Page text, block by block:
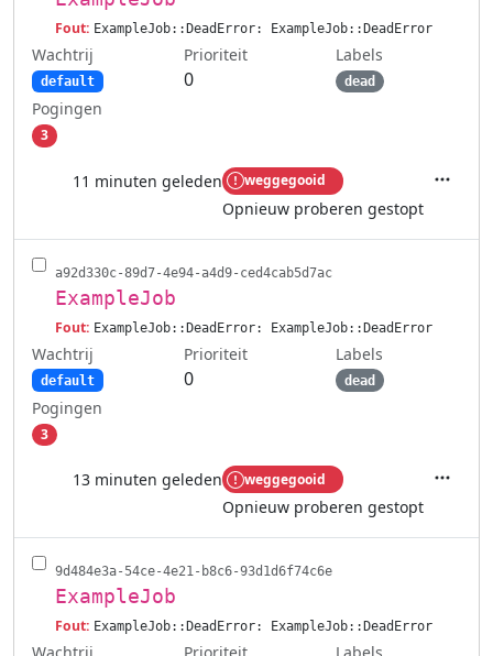
Fout: ExampleJob::DeadError: ExampleJob::DeadError
Wachtrij
default
Prioriteit
0
Labels
dead
Pogingen
3
11 minuten geleden weggegooid
Opnieuw proberen gestopt
Acties
a92d330c-89d7-4e94-a4d9-ced4cab5d7ac
ExampleJob
Fout: ExampleJob::DeadError: ExampleJob::DeadError
Wachtrij
default
Prioriteit
0
Labels
dead
Pogingen
3
13 minuten geleden weggegooid
Opnieuw proberen gestopt
9d484e3a-54ce-4e21-b8c6-93d1d6f74c6e
ExampleJob
Fout: ExampleJob::DeadError: ExampleJob::DeadError